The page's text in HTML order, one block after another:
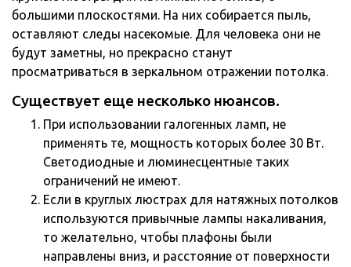
большими плоскостями. На них собирается пыль,
оставляют следы насекомые. Для человека они не
будут заметны, но прекрасно станут
просматриваться в зеркальном отражении потолка.
Существует еще несколько нюансов.
При использовании галогенных ламп, не
применять те, мощность которых более 30 Вт.
Светодиодные и люминесцентные таких
ограничений не имеют.
Если в круглых люстрах для натяжных потолков
используются привычные лампы накаливания,
то желательно, чтобы плафоны были
направлены вниз, и расстояние от поверхности